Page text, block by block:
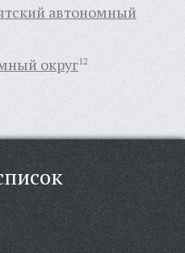
автономный
округ12